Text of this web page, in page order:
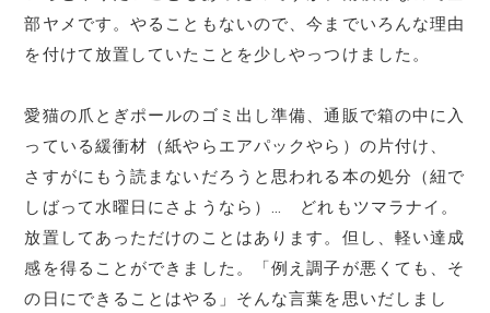
部ヤメです。やることもないので、今までいろんな理由
を付けて放置していたことを少しやっつけました。
愛猫の爪とぎポールのゴミ出し準備、通販で箱の中に入
っている緩衝材（紙やらエアパックやら）の片付け、
さすがにもう読まないだろうと思われる本の処分（紐で
しばって水曜日にさようなら）… どれもツマラナイ。
放置してあっただけのことはあります。但し、軽い達成
感を得ることができました。「例え調子が悪くても、そ
の日にできることはやる」そんな言葉を思いだしまし